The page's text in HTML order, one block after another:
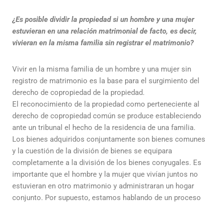
¿Es posible dividir la propiedad si un hombre y una mujer
estuvieran en una relación matrimonial de facto, es decir,
vivieran en la misma familia sin registrar el matrimonio?
Vivir en la misma familia de un hombre y una mujer sin
registro de matrimonio es la base para el surgimiento del
derecho de copropiedad de la propiedad.
El reconocimiento de la propiedad como perteneciente al
derecho de copropiedad común se produce estableciendo
ante un tribunal el hecho de la residencia de una familia.
Los bienes adquiridos conjuntamente son bienes comunes
y la cuestión de la división de bienes se equipara
completamente a la división de los bienes conyugales. Es
importante que el hombre y la mujer que vivían juntos no
estuvieran en otro matrimonio y administraran un hogar
conjunto. Por supuesto, estamos hablando de un proceso